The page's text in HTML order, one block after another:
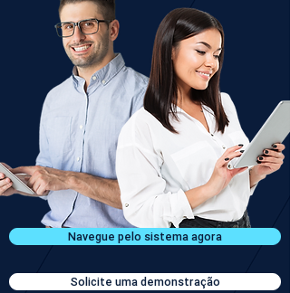
Navegue pelo sistema agora
Solicite uma demonstração